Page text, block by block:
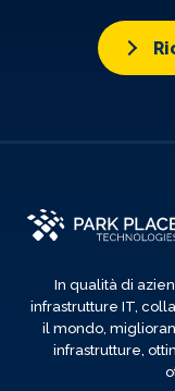
In qualità di
infrastrutture IT,
il mondo,
infrastrutture,